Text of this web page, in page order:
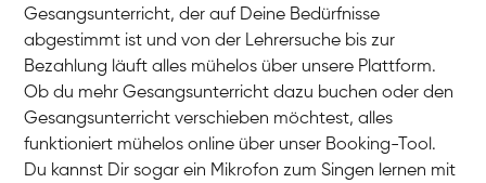
Ondřej
Sonja
Giulia
Linda
Dirk
Mehira
Klara
Gesangsunterricht, der auf Deine Bedürfnisse
abgestimmt ist und von der Lehrersuche bis zur
Bezahlung läuft alles mühelos über unsere Plattform.
Ob du mehr Gesangsunterricht dazu buchen oder den
Gesangsunterricht verschieben möchtest, alles
funktioniert mühelos online über unser Booking-Tool.
Du kannst Dir sogar ein Mikrofon zum Singen lernen mit